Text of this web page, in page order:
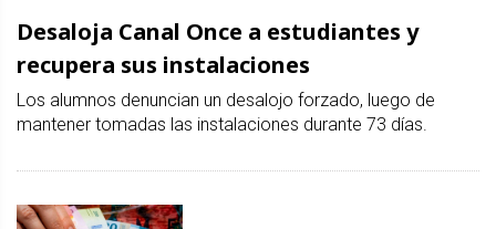
Desaloja Canal Once a estudiantes y
recupera sus instalaciones
Los alumnos denuncian un desalojo forzado, luego de
mantener tomadas las instalaciones durante 73 días.